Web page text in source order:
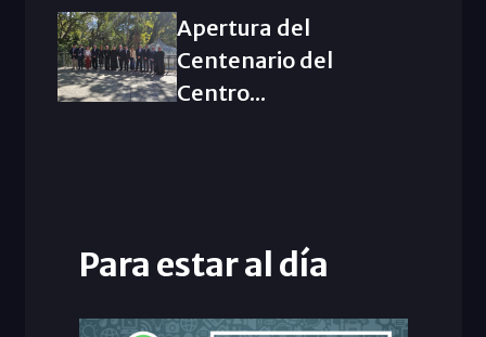
Apertura del
Centenario del
Centro...
Para estar al día